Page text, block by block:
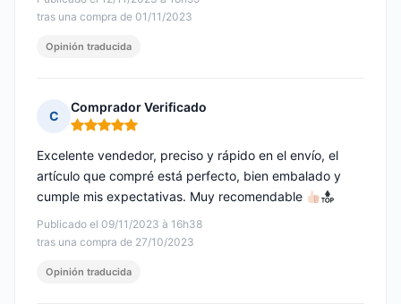
tras una compra de 01/11/2023
Opinión traducida
C
Comprador Verificado
Nota: 5 de 5
Publicado el 09/11/2023 à 16h38
tras una compra de 27/10/2023
Excelente vendedor, preciso y rápido en el envío, el
artículo que compré está perfecto, bien embalado y
cumple mis expectativas. Muy recomendable
Opinión traducida